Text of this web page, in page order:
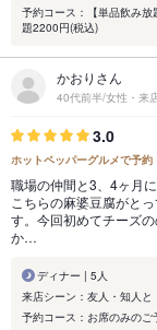
予約コース：【単品飲み
題2200円(税込)
かおりさん
40代前半/女性・来
3.0
ホットペッパーグルメで予約
職場の仲間と3、4ヶ月
こちらの麻婆豆腐がと
す。今回初めてチーズ
か…
ディナー | 5人
来店シーン：友人・知人と
予約コース：お席のみのご